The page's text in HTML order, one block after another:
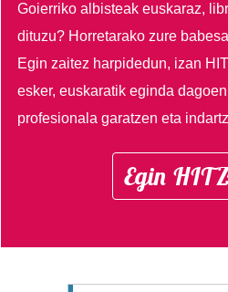
Goierriko albisteak euskaraz,
dituzu? Horretarako zure
Egin zaitez harpidedun, izan
esker, euskaratik eginda
profesionala garatzen eta
Egin